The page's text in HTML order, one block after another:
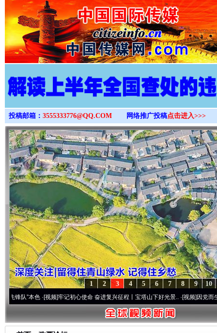
>
投稿邮箱： 3555333776@QQ.COM 网络推广投稿点击进入>>>
10
9
8
7
6
5
4
3
2
1
·[视频]牢记初心使命 奋进复兴征程丨宝塔山下好光景..·[视频]因党而生 为党而